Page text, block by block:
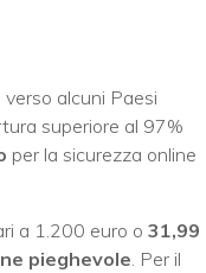
alcuni Paesi
superiore al 97%
per la sicurezza online
a 1.200 euro o 31,99
pieghevole . Per il